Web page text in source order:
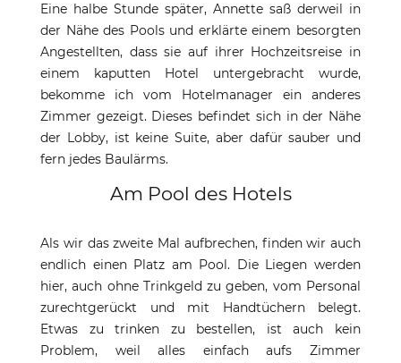
Eine halbe Stunde später, Annette saß derweil in
der Nähe des Pools und erklärte einem besorgten
Angestellten, dass sie auf ihrer Hochzeitsreise in
einem kaputten Hotel untergebracht wurde,
bekomme ich vom Hotelmanager ein anderes
Zimmer gezeigt. Dieses befindet sich in der Nähe
der Lobby, ist keine Suite, aber dafür sauber und
fern jedes Baulärms.
Am Pool des Hotels
Als wir das zweite Mal aufbrechen, finden wir auch
endlich einen Platz am Pool. Die Liegen werden
hier, auch ohne Trinkgeld zu geben, vom Personal
zurechtgerückt und mit Handtüchern belegt.
Etwas zu trinken zu bestellen, ist auch kein
Problem, weil alles einfach aufs Zimmer